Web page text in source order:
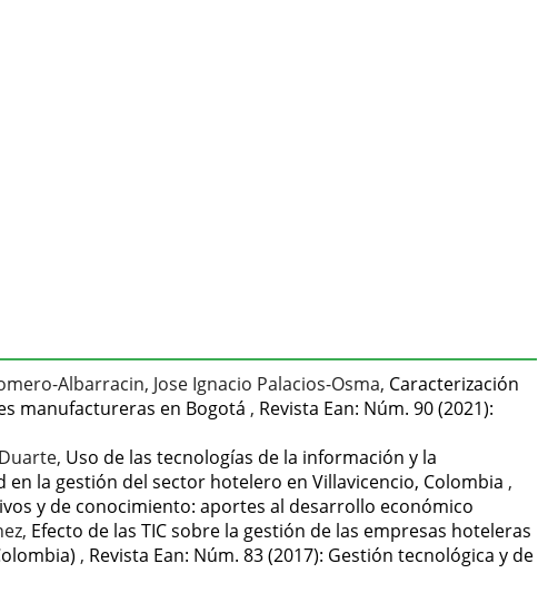
Albarracin, Jose Ignacio Palacios-Osma, Caracterización
manufactureras en Bogotá , Revista Ean: Núm. 90 (2021):
Uso de las tecnologías de la información y la
la gestión del sector hotelero en Villavicencio, Colombia ,
y de conocimiento: aportes al desarrollo económico
Efecto de las TIC sobre la gestión de las empresas hoteleras
, Revista Ean: Núm. 83 (2017): Gestión tecnológica y de